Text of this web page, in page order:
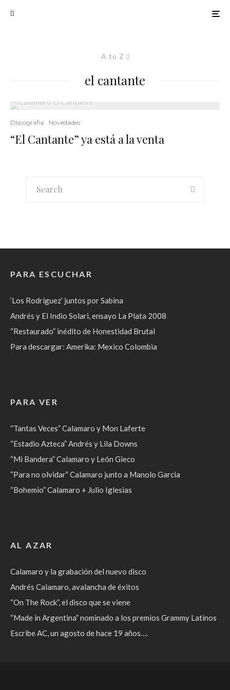
A to Z
el cantante
Discografia Novedades
“El Cantante” ya está a la venta
PARA ESCUCHAR
‘Los Rodríguez’ juntos por Sabina
Andrés y El Indio Solari, ensayo La Plata 2008
“Restaurado” inédito de Honestidad Brutal
Para descargar: Amerika: Mexico Colombia
PARA VER
“Tantas Veces” Calamaro y Mon Laferte
“Estadio Azteca” Andrés y Lila Downs
“Mi Bandera” Calamaro y León Gieco
“Para no olvidar” Calamaro junto a Manolo Garcia
“Bohemio” Calamaro + Julio Iglesias
AL AZAR
Calamaro y la grabación del nuevo disco
Andrés Calamaro, avalancha de éxitos
“On The Rock”, el disco que se viene
“Made in Argentina” nominado a los premios Grammy Latinos
Escribe AC, un agosto de hace 19 años….